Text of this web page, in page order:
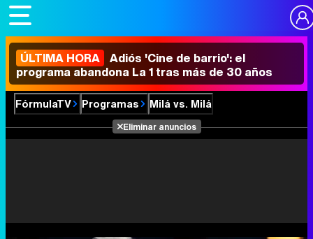
ÚLTIMA HORA Adiós 'Cine de barrio': el
programa abandona La 1 tras más de 30 años
FórmulaTV Programas Milá vs. Milá
Eliminar anuncios